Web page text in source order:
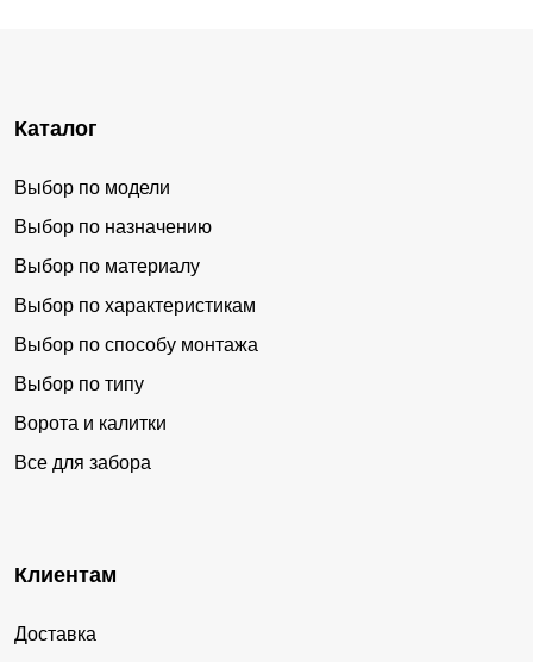
Каталог
Выбор по модели
Выбор по назначению
Выбор по материалу
Выбор по характеристикам
Выбор по способу монтажа
Выбор по типу
Ворота и калитки
Все для забора
Клиентам
Доставка